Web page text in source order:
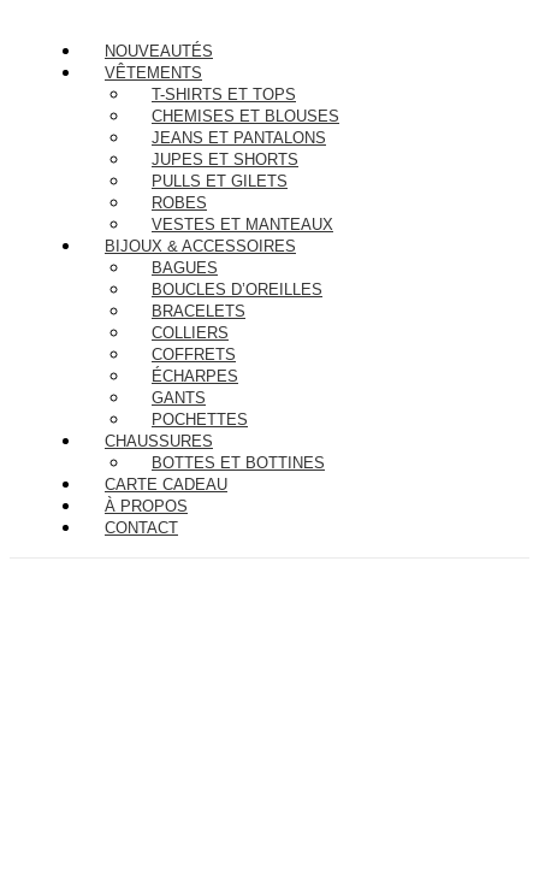
NOUVEAUTÉS
VÊTEMENTS
T-SHIRTS ET TOPS
CHEMISES ET BLOUSES
JEANS ET PANTALONS
JUPES ET SHORTS
PULLS ET GILETS
ROBES
VESTES ET MANTEAUX
BIJOUX & ACCESSOIRES
BAGUES
BOUCLES D’OREILLES
BRACELETS
COLLIERS
COFFRETS
ÉCHARPES
GANTS
POCHETTES
CHAUSSURES
BOTTES ET BOTTINES
CARTE CADEAU
À PROPOS
CONTACT